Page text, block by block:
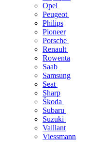
Opel
Peugeot
Philips
Pioneer
Porsche
Renault
Rowenta
Saab
Samsung
Seat
Sharp
Škoda
Subaru
Suzuki
Vaillant
Viessmann